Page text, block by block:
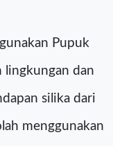
Pupuk
lingkungan dan
silika dari
menggunakan